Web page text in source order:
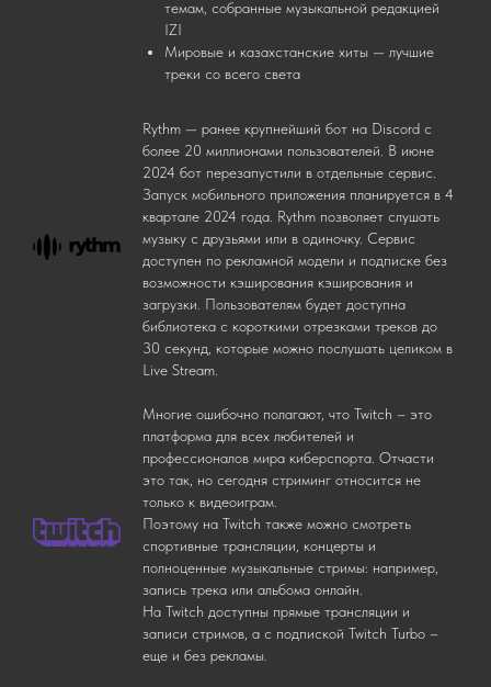
темам, собранные музыкальной редакцией
IZI
Мировые и казахстанские хиты — лучшие
треки со всего света
Rythm — ранее крупнейший бот на Discord с
более 20 миллионами пользователей. В июне
2024 бот перезапустили в отдельные сервис.
Запуск мобильного приложения планируется в 4
квартале 2024 года. Rythm позволяет слушать
музыку с друзьями или в одиночку. Сервис
доступен по рекламной модели и подписке без
возможности кэширования кэширования и
загрузки. Пользователям будет доступна
библиотека с короткими отрезками треков до
30 секунд, которые можно послушать целиком в
Live Stream.
Многие ошибочно полагают, что Twitch – это
платформа для всех любителей и
профессионалов мира киберспорта. Отчасти
это так, но сегодня стриминг относится не
только к видеоиграм.
Поэтому на Twitch также можно смотреть
спортивные трансляции, концерты и
полноценные музыкальные стримы: например,
запись трека или альбома онлайн.
На Twitch доступны прямые трансляции и
записи стримов, а с подпиской Twitch Turbo –
еще и без рекламы.